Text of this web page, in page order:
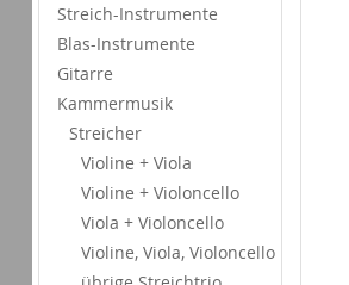
Streich-Instrumente
Blas-Instrumente
Gitarre
Kammermusik
Streicher
Violine + Viola
Violine + Violoncello
Viola + Violoncello
Violine, Viola, Violoncello